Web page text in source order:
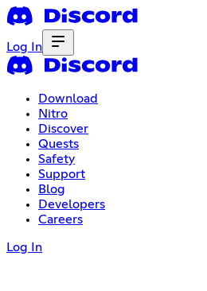
Log In
Download
Nitro
Discover
Quests
Safety
Support
Blog
Developers
Careers
Log In